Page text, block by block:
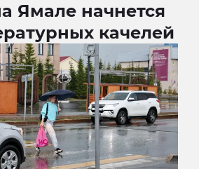
Ямале начнется
качелей